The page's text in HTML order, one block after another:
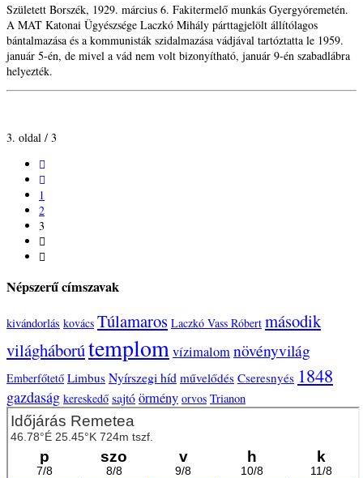
Született Borszék, 1929. március 6. Fakitermelő munkás Gyergyóremetén.
A MAT Katonai Ügyészsége Laczkó Mihály párttagjelölt állítólagos
bántalmazása és a kommunisták szidalmazása vádjával tartóztatta le 1959.
január 5-én, de mivel a vád nem volt bizonyítható, január 9-én szabadlábra
helyezték.
3. oldal / 3
1
2
3
Népszerű címszavak
kivándorlás kovács Túlamaros Laczkó Vass Róbert második
világháborútemplomvízimalomnövényvilág
Emberfőtető Limbus Nyírszegi híd művelődés Cseresnyés 1848
gazdaság kereskedő sajtóörmény orvos Trianon